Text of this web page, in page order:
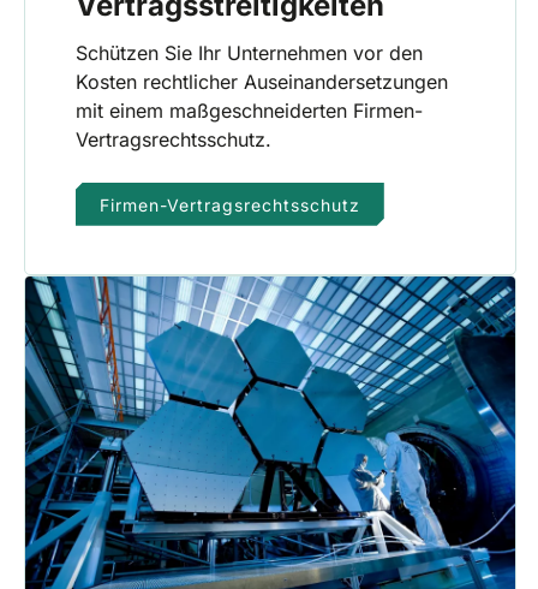
Schützen Sie Ihr Unternehmen vor den
Kosten rechtlicher Auseinandersetzungen
mit einem maßgeschneiderten Firmen-
Vertragsrechtsschutz.
Firmen-Vertragsrechtsschutz